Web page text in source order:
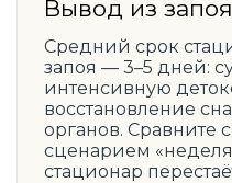
Вывод из
Средний срок
запоя — 3–5 дней:
интенсивную
восстановление
органов. Сравните
сценарием
стационар